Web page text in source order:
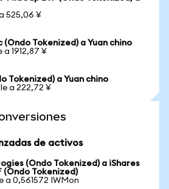
525,06 ¥
(Ondo Tokenized) a Yuan chino
a 1912,87 ¥
Tokenized) a Yuan chino
a 222,72 ¥
de activos
(Ondo Tokenized) a iShares
(Ondo Tokenized)
a 0,561572 IWMon